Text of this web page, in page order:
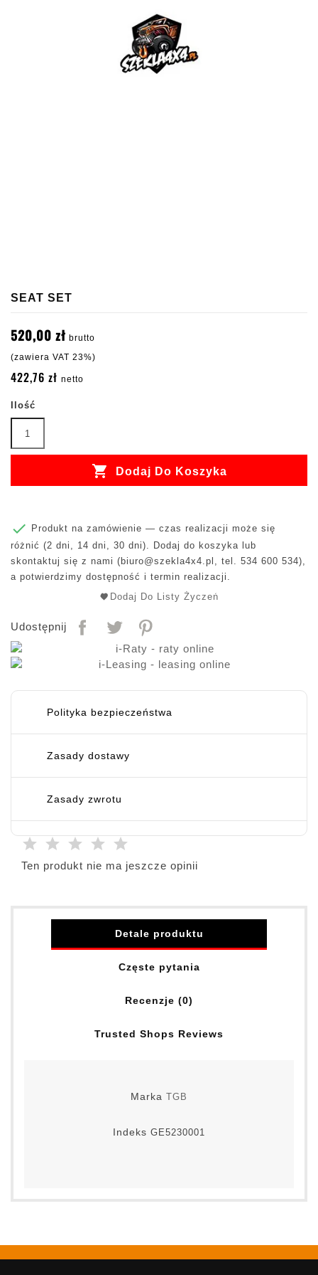
SEAT SET
520,00 zł brutto
(zawiera VAT 23%)
422,76 zł netto
Ilość
 Dodaj Do Koszyka

Produkt na zamówienie — czas realizacji może się
różnić (2 dni, 14 dni, 30 dni). Dodaj do koszyka lub
skontaktuj się z nami ( biuro@szekla4x4.pl , tel. 534 600 534),
a potwierdzimy dostępność i termin realizacji.
Dodaj Do Listy Życzeń
Udostępnij
Polityka bezpieczeństwa
Zasady dostawy
Zasady zwrotu
Ten produkt nie ma jeszcze opinii
Detale produktu
Częste pytania
Recenzje (0)
Trusted Shops Reviews
Marka TGB
Indeks GE5230001